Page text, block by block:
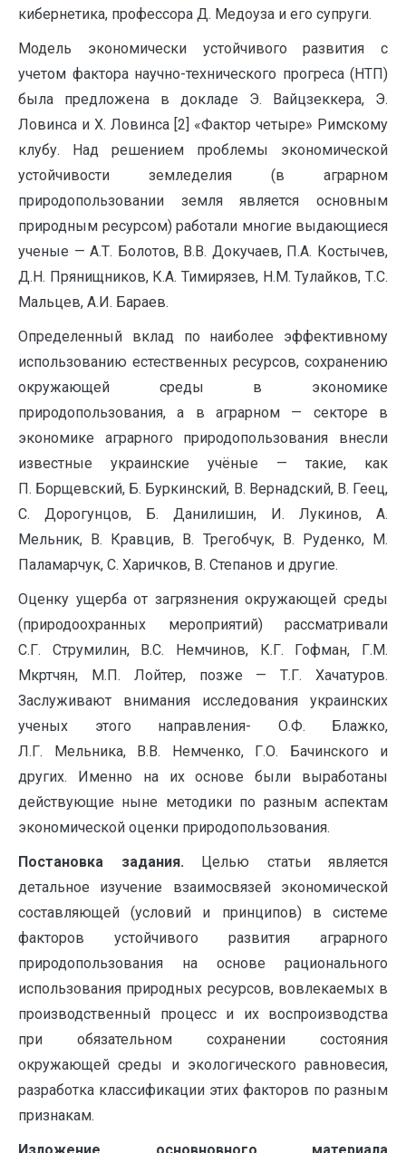
кибернетика, профессора Д. Медоуза и его супруги.
Модель экономически устойчивого развития с
учетом фактора научно-технического прогреса (НТП)
была предложена в докладе Э. Вайцзеккера, Э.
Ловинса и X. Ловинса [2] «Фактор четыре» Римскому
клубу. Над решением проблемы экономической
устойчивости земледелия (в аграрном
природопользовании земля является основным
природным ресурсом) работали многие выдающиеся
ученые — А.Т. Болотов, В.В. Докучаев, П.А. Костычев,
Д.Н. Прянищников, К.А. Тимирязев, Н.М. Тулайков, Т.С.
Мальцев, А.И. Бараев.
Определенный вклад по наиболее эффективному
использованию естественных ресурсов, сохранению
окружающей среды в экономике
природопользования, а в аграрном — секторе в
экономике аграрного природопользования внесли
известные украинские учёные — такие, как
П. Борщевский, Б. Буркинский, В. Вернадский, В. Геец,
С. Дорогунцов, Б. Данилишин, И. Лукинов, А.
Мельник, В. Кравцив, В. Трегобчук, В. Руденко, М.
Паламарчук, С. Харичков, В. Степанов и другие.
Оценку ущерба от загрязнения окружающей среды
(природоохранных мероприятий) рассматривали
С.Г. Струмилин, В.С. Немчинов, К.Г. Гофман, Г.М.
Мкртчян, М.П. Лойтер, позже — Т.Г. Хачатуров.
Заслуживают внимания исследования украинских
ученых этого направления- О.Ф. Блажко,
Л.Г. Мельника, В.В. Немченко, Г.О. Бачинского и
других. Именно на их основе были выработаны
действующие ныне методики по разным аспектам
экономической оценки природопользования.
Постановка задания. Целью статьи является
детальное изучение взаимосвязей экономической
составляющей (условий и принципов) в системе
факторов устойчивого развития аграрного
природопользования на основе рационального
использования природных ресурсов, вовлекаемых в
производственный процесс и их воспроизводства
при обязательном сохранении состояния
окружающей среды и экологического равновесия,
разработка классификации этих факторов по разным
признакам.